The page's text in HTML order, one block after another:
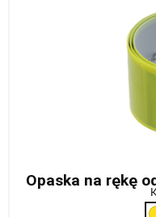
Opaska na rękę